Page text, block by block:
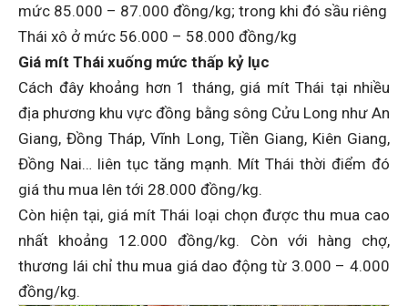
mức 85.000 – 87.000 đồng/kg; trong khi đó sầu riêng
Thái xô ở mức 56.000 – 58.000 đồng/kg
Giá mít Thái xuống mức thấp kỷ lục
Cách đây khoảng hơn 1 tháng, giá mít Thái tại nhiều
địa phương khu vực đồng bằng sông Cửu Long như An
Giang, Đồng Tháp, Vĩnh Long, Tiền Giang, Kiên Giang,
Đồng Nai… liên tục tăng mạnh. Mít Thái thời điểm đó
giá thu mua lên tới 28.000 đồng/kg.
Còn hiện tại, giá mít Thái loại chọn được thu mua cao
nhất khoảng 12.000 đồng/kg. Còn với hàng chợ,
thương lái chỉ thu mua giá dao động từ 3.000 – 4.000
đồng/kg.